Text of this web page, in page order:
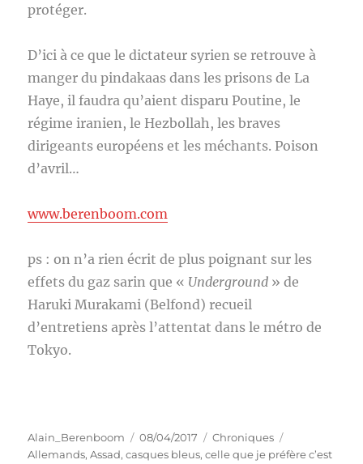
protéger.
D’ici à ce que le dictateur syrien se retrouve à
manger du pindakaas dans les prisons de La
Haye, il faudra qu’aient disparu Poutine, le
régime iranien, le Hezbollah, les braves
dirigeants européens et les méchants. Poison
d’avril…
www.berenboom.com
ps : on n’a rien écrit de plus poignant sur les
effets du gaz sarin que « Underground » de
Haruki Murakami (Belfond) recueil
d’entretiens après l’attentat dans le métro de
Tokyo.
Auteur
Alain_Berenboom
Publié
le
08/04/2017 Catégories
Chroniques
Allemands,Assad,casques bleus,celle que je préfère c’est